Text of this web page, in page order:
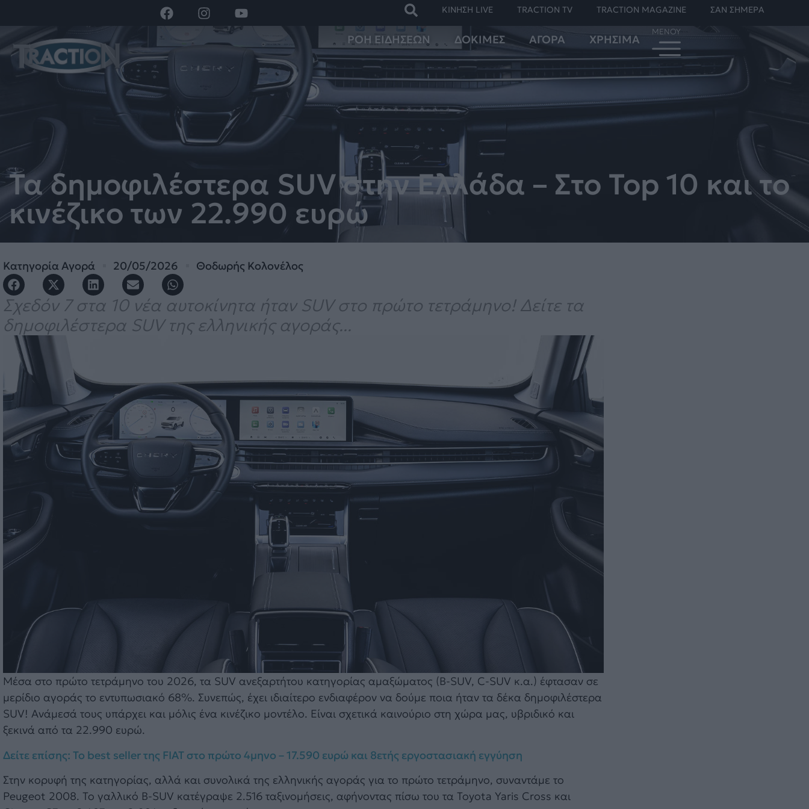
ΚΙΝΗΣΗ LIVE TRACTION TV TRACTION MAGAZINE ΣΑΝ ΣΗΜΕΡΑ
ΡΟΗ ΕΙΔΗΣΕΩΝ ΔΟΚΙΜΕΣ ΑΓΟΡΑ ΧΡΗΣΙΜΑ
Τα δημοφιλέστερα SUV στην Ελλάδα – Στο Top 10 και το
κινέζικο των 22.990 ευρώ
ΚατηγορίαΑγορά 20/05/2026 Θοδωρής Κολονέλος
Σχεδόν 7 στα 10 νέα αυτοκίνητα ήταν SUV στο πρώτο τετράμηνο! Δείτε τα
δημοφιλέστερα SUV της ελληνικής αγοράς...
Μέσα στο πρώτο τετράμηνο του 2026, τα SUV ανεξαρτήτου κατηγορίας αμαξώματος (B-SUV, C-SUV κ.α.) έφτασαν σε
μερίδιο αγοράς το εντυπωσιακό 68%. Συνεπώς, έχει ιδιαίτερο ενδιαφέρον να δούμε ποια ήταν τα δέκα δημοφιλέστερα
SUV! Ανάμεσά τους υπάρχει και μόλις ένα κινέζικο μοντέλο. Είναι σχετικά καινούριο στη χώρα μας, υβριδικό και
ξεκινά από τα 22.990 ευρώ.
Δείτε επίσης: Το best seller της FIAT στο πρώτο 4μηνο – 17.590 ευρώ και 8ετής εργοστασιακή εγγύηση
Στην κορυφή της κατηγορίας, αλλά και συνολικά της ελληνικής αγοράς για το πρώτο τετράμηνο, συναντάμε το
Peugeot 2008. Το γαλλικό B-SUV κατέγραψε 2.516 ταξινομήσεις, αφήνοντας πίσω του τα Toyota Yaris Cross και